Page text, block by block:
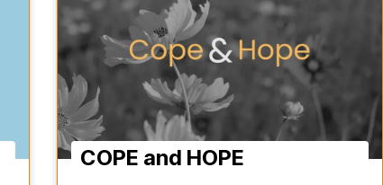
COPE and HOPE